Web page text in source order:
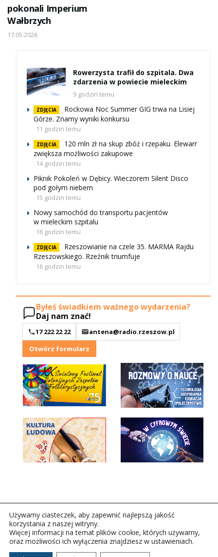
pokonali Imperium
Wałbrzych
17.05.2026
Rowerzysta trafił do szpitala. Dwa
zdarzenia w powiecie mieleckim
9 godzin temu
ZDJĘCIA
Rockowa Noc Summer GIG trwa na Lisiej
Górze. Znamy wyniki konkursu
11 godzin temu
ZDJĘCIA
120 mln zł na skup zbóż i rzepaku. Elewarr
zwiększa możliwości zakupowe
14 godzin temu
Piknik Pokoleń w Dębicy. Wieczorem Silent Disco
pod gołym niebem
15 godzin temu
Nowy samochód do transportu pacjentów
w mieleckim szpitalu
16 godzin temu
ZDJĘCIA
Rzeszowianie na czele 35. MARMA Rajdu
Rzeszowskiego. Rzeźnik triumfuje
16 godzin temu
Byłeś świadkiem ważnego wydarzenia?
Daj nam znać!
17 222 22 22
antena@radio.rzeszow.pl
Otwórz formularz
Copyright © 2026Polskie Radio Rzeszów S.A. w likwidacj.
Używamy ciasteczek, aby zapewnić najlepszą jakość
korzystania z naszej witryny.
Więcej informacji na temat plików cookie, których używamy,
oraz możliwości ich wyłączenia znajdziesz w ustawieniach.